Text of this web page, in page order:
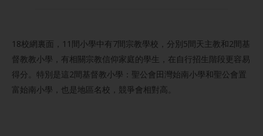
18校網裏面，11間小學中有7間宗教學校，分別5間天主教和2間基
督教教小學，有相關宗教信仰家庭的學生，在自行招生階段更容易
得分。特別是這2間基督教小學：聖公會田灣始南小學和聖公會置
富始南小學，也是地區名校，競爭會相對高。